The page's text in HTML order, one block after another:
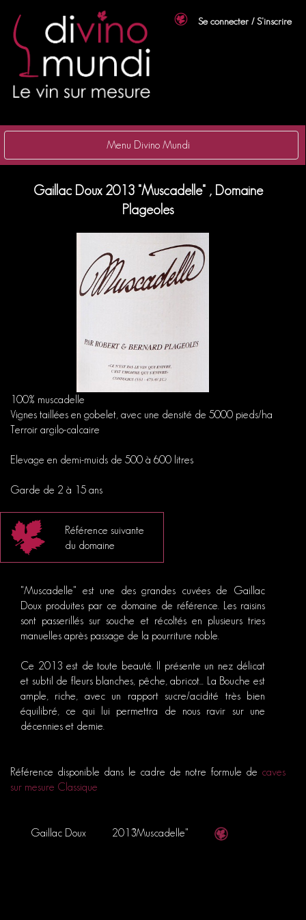
Se connecter / S'inscrire
Menu Divino Mundi
Gaillac Doux 2013 "Muscadelle" , Domaine
Plageoles
100% muscadelle
Vignes taillées en gobelet, avec une densité de 5000 pieds/ha
Terroir argilo-calcaire
Elevage en demi-muids de 500 à 600 litres
Garde de 2 à 15 ans
Référence suivante
du domaine
"Muscadelle" est une des grandes cuvées de Gaillac
Doux produites par ce domaine de référence. Les raisins
sont passerillés sur souche et récoltés en plusieurs tries
manuelles après passage de la pourriture noble.
Ce 2013 est de toute beauté. Il présente un nez délicat
et subtil de fleurs blanches, pêche, abricot... La Bouche est
ample, riche, avec un rapport sucre/acidité très bien
équilibré, ce qui lui permettra de nous ravir sur une
décennies et demie.
Référence disponible dans le cadre de notre formule de caves
sur mesure Classique
Gaillac Doux 2013"Muscadelle"